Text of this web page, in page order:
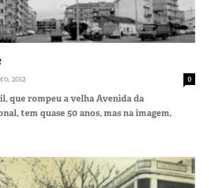
2012 0
que rompeu a velha Avenida da
tem quase 50 anos, mas na imagem,